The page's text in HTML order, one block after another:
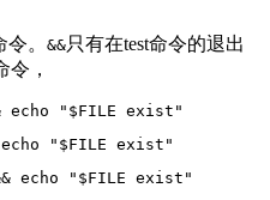
。 &&只有在test命令的退出
，
"$FILE exist"
"$FILE exist"
"$FILE exist"